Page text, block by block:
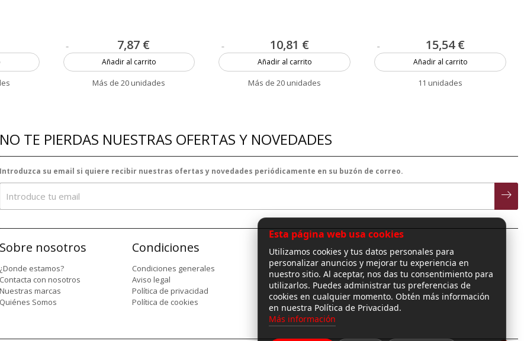
7,87 €
Añadir al carrito
Más de 20 unidades
10,81 €
Añadir al carrito
Más de 20 unidades
15,54 €
Añadir al carrito
11 unidades
NO TE PIERDAS NUESTRAS OFERTAS Y NOVEDADES
Introduzca su email si quiere recibir nuestras ofertas y novedades periódicamente en su buzón de correo.
Sobre nosotros
¿Donde estamos?
Contacta con nosotros
Nuestras marcas
Quiénes Somos
Condiciones
Condiciones generales
Aviso legal
Política de privacidad
Política de cookies
Esta página web usa cookies
Utilizamos cookies y tus datos personales para
personalizar anuncios y mejorar tu experiencia en
nuestro sitio. Al aceptar, nos das tu consentimiento para
utilizarlos. Puedes administrar tus preferencias de
cookies en cualquier momento. Obtén más información
en nuestra Política de Privacidad.
Más información